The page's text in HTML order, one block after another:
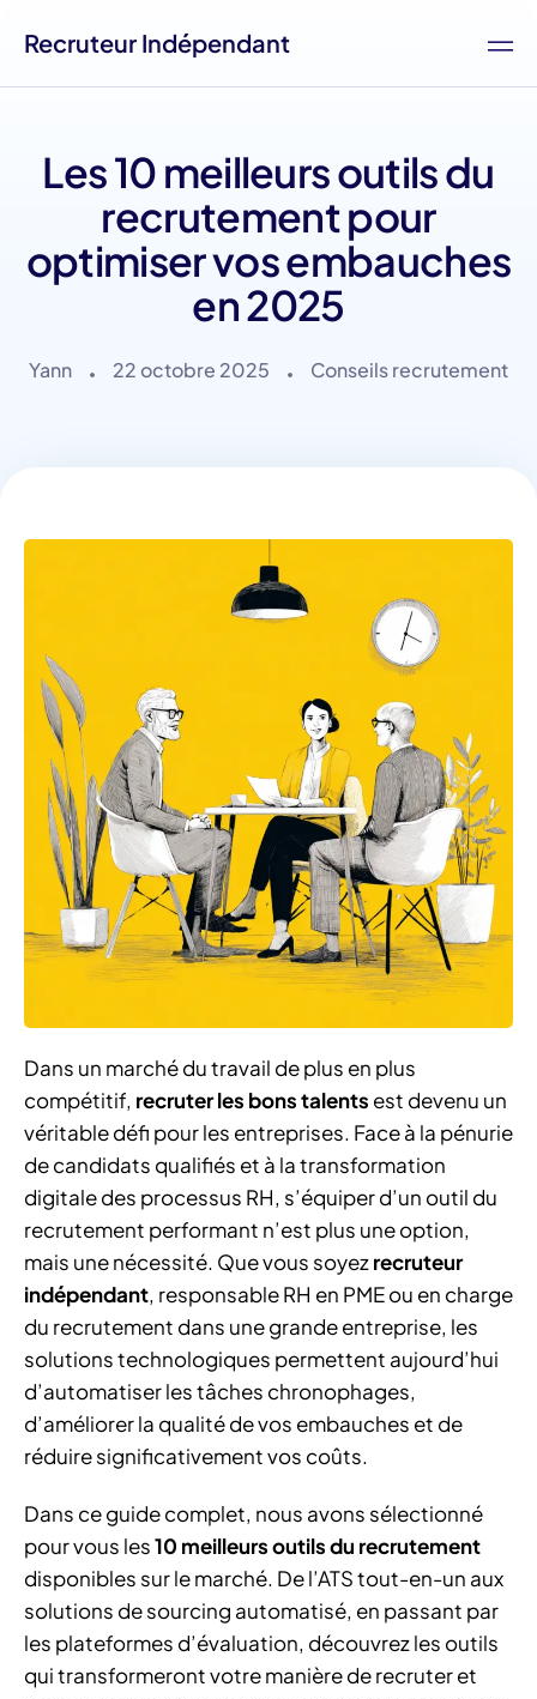
Recruteur Indépendant
Les 10 meilleurs outils du
recrutement pour
optimiser vos embauches
en 2025
Yann 22 octobre 2025 Conseils recrutement
Dans un marché du travail de plus en plus
compétitif, recruter les bons talents est devenu un
véritable défi pour les entreprises. Face à la pénurie
de candidats qualifiés et à la transformation
digitale des processus RH, s’équiper d’un outil du
recrutement performant n’est plus une option,
mais une nécessité. Que vous soyezrecruteur
indépendant, responsable RH en PME ou en charge
du recrutement dans une grande entreprise, les
solutions technologiques permettent aujourd’hui
d’automatiser les tâches chronophages,
d’améliorer la qualité de vos embauches et de
réduire significativement vos coûts.
Dans ce guide complet, nous avons sélectionné
pour vous les10 meilleurs outils du recrutement
disponibles sur le marché. De l’ATS tout-en-un aux
solutions de sourcing automatisé, en passant par
les plateformes d’évaluation, découvrez les outils
qui transformeront votre manière de recruter et